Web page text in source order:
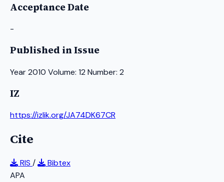
Acceptance Date
-
Published in Issue
Year 2010 Volume: 12 Number: 2
IZ
https://izlik.org/JA74DK67CR
Cite
RIS /
Bibtex
APA